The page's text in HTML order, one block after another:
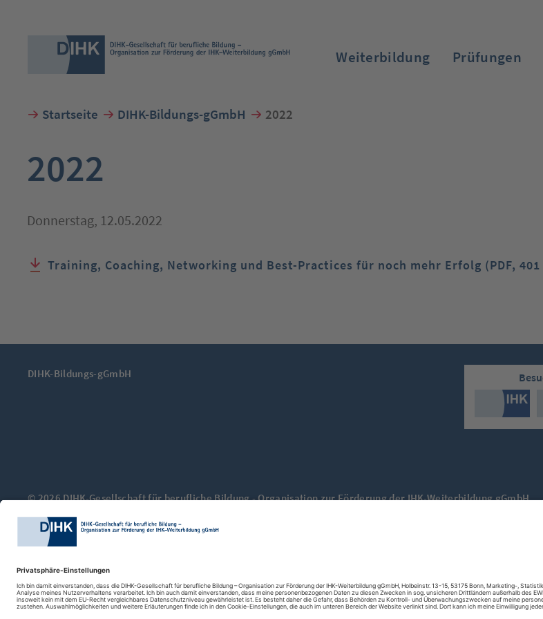
Weiterbildung Prüfungen
Suchbegriff eingeben
Startseite DIHK-Bildungs-gGmbH 2022
2022
Donnerstag, 12.05.2022
Training, Coaching, Networking und Best-Practices für noch mehr Erfolg (PDF, 401
DIHK-Bildungs-gGmbH
© 2026 DIHK-Gesellschaft für berufliche Bildung - Organisation zur Förderung der IHK-Weiterbildung gGmbH